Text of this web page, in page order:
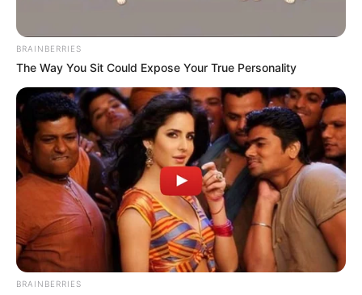
ข้อมูลโดย : อ.รักษ์ ภัทร์มนต์
HOROLive
คุณภาพที่เราคัดสรรมาแล้ว
หมอดูอารมณ์ดีมีเพียบ ดาวน์โหลดเลย :
http://bit.ly/2OeDz8r
รายละเอียดเพิ่มเติม
https://live.horolive.com/
ฤกษ์ดี ฤกษ์มงคล ฤกษ์เดินทาง ฤกษ์เดินทาง ปี 2563
อ.รักษ์ ภัทร์มนต์
BRAINBERRIES
The Way You Sit Could Expose Your True Personality
BRAINBERRIES